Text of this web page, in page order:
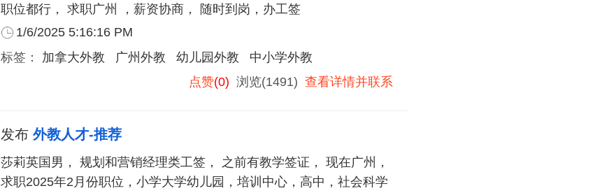
职位都行， 求职广州 ，薪资协商， 随时到岗，办工签
1/6/2025 5:16:16 PM
标签： 加拿大外教 广州外教 幼儿园外教
中小学外教
点赞(0) 浏览(1491) 查看详情并联系
发布 外教人才-推荐
莎莉英国男， 规划和营销经理类工签， 之前有教学签证， 现在广州，
求职2025年2月份职位，小学大学幼儿园，培训中心，高中，社会科学